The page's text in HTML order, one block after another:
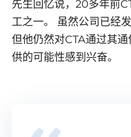
先生回忆说，20多年前
工之一。 虽然公司已经
但他仍然对CTA通过其
供的可能性感到兴奋。